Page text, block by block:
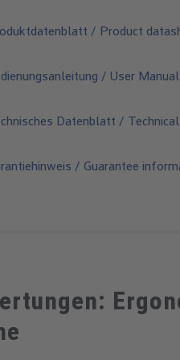
/ Product
/ User
Datenblatt /
/ Guarantee